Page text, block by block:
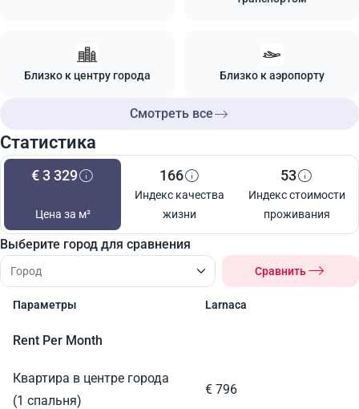
Близко к центру города Близко к аэропорту
Смотреть все
Статистика
€ 3 329
Цена за м²
166
Индекс качества
жизни
53
Индекс стоимости
проживания
Выберите город для сравнения
Сравнить
Параметры Larnaca
Rent Per Month
Квартира в центре города
(1 спальня)
€ 796